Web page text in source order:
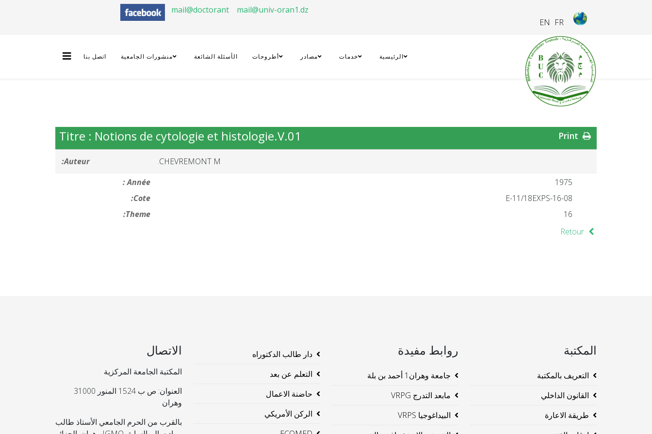
FR
EN
mail@doctorant mail@univ-oran1.dz
الرئيسية خدمات مصادر أطروحات الأسئلة الشائعة منشورات الجامعية اتصل بنا
Titre : Notions de cytologie et histologie.V.01
Auteur:
CHEVREMONT M.
Année :
1975
Cote:
16-08-E-11/18EXPS
Theme:
16
Retour
المكتبة
التعريف بالمكتبة
القانون الداخلي
طريقة الاعارة
روابط مفيدة
جامعة وهران1 أحمد بن بلة
مابعد التدرج VRPG
البيداغوجيا VRPS
دار طالب الدكتوراه
التعلم عن بعد
حاضنة الاعمال
الركن الأمريكي
الاتصال
المكتبة الجامعة المركزية
العنوان: ص ب 1524 المنور 31000
وهران
بالقرب من الحرم الجامعي الأستاذ طالب